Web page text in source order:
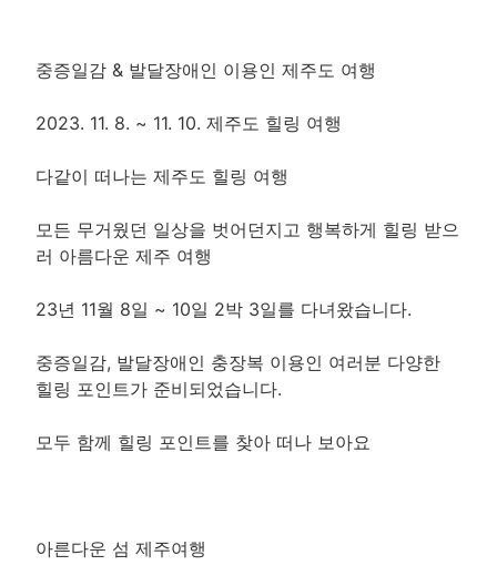
중증일감 & 발달장애인 이용인 제주도 여행
2023. 11. 8. ~ 11. 10. 제주도 힐링 여행
다같이 떠나는 제주도 힐링 여행
모든 무거웠던 일상을 벗어던지고 행복하게 힐링 받으
러 아름다운 제주 여행
23년 11월 8일 ~ 10일 2박 3일를 다녀왔습니다.
중증일감, 발달장애인 충장복 이용인 여러분 다양한
힐링 포인트가 준비되었습니다.
모두 함께 힐링 포인트를 찾아 떠나 보아요
아른다운 섬 제주여행